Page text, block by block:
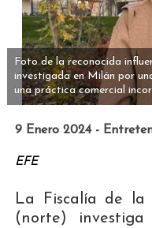
Foto de la reconocida
investigada en Milán por
una práctica comercial
9 Enero 2024 -
EFE
La Fiscalía de
(norte)